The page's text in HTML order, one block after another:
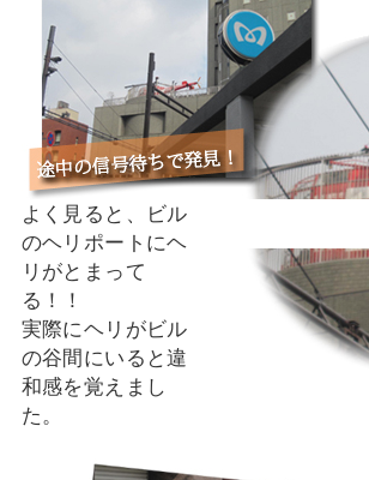
よく見ると、ビル
のヘリポートにヘ
リがとまって
る！！
実際にヘリがビル
の谷間にいると違
和感を覚えまし
た。